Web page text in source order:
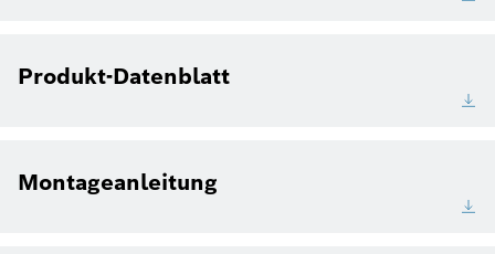
Produkt-Datenblatt
Montageanleitung